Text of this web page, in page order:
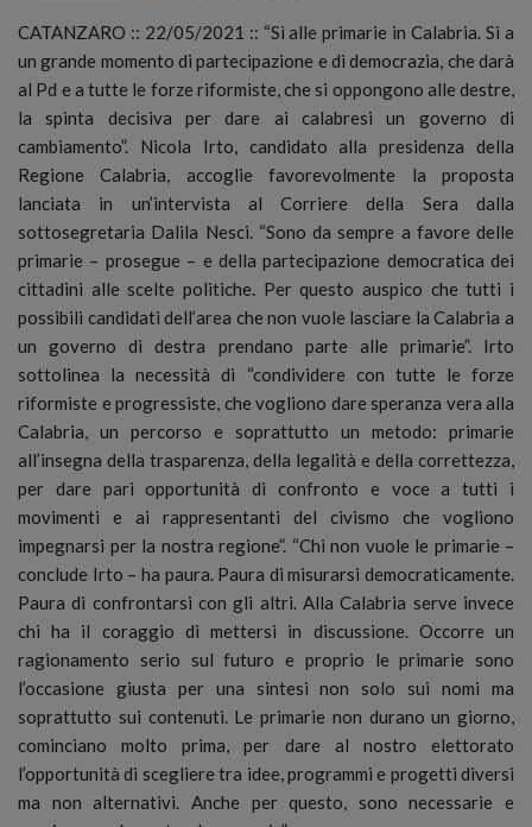
CATANZARO :: 22/05/2021 :: “Sì alle primarie in Calabria. Sì a
un grande momento di partecipazione e di democrazia, che darà
al Pd e a tutte le forze riformiste, che si oppongono alle destre,
la spinta decisiva per dare ai calabresi un governo di
cambiamento”. Nicola Irto, candidato alla presidenza della
Regione Calabria, accoglie favorevolmente la proposta
lanciata in un’intervista al Corriere della Sera dalla
sottosegretaria Dalila Nesci. “Sono da sempre a favore delle
primarie – prosegue – e della partecipazione democratica dei
cittadini alle scelte politiche. Per questo auspico che tutti i
possibili candidati dell’area che non vuole lasciare la Calabria a
un governo di destra prendano parte alle primarie”. Irto
sottolinea la necessità di “condividere con tutte le forze
riformiste e progressiste, che vogliono dare speranza vera alla
Calabria, un percorso e soprattutto un metodo: primarie
all’insegna della trasparenza, della legalità e della correttezza,
per dare pari opportunità di confronto e voce a tutti i
movimenti e ai rappresentanti del civismo che vogliono
impegnarsi per la nostra regione”. “Chi non vuole le primarie –
conclude Irto – ha paura. Paura di misurarsi democraticamente.
Paura di confrontarsi con gli altri. Alla Calabria serve invece
chi ha il coraggio di mettersi in discussione. Occorre un
ragionamento serio sul futuro e proprio le primarie sono
l’occasione giusta per una sintesi non solo sui nomi ma
soprattutto sui contenuti. Le primarie non durano un giorno,
cominciano molto prima, per dare al nostro elettorato
l’opportunità di scegliere tra idee, programmi e progetti diversi
ma non alternativi. Anche per questo, sono necessarie e